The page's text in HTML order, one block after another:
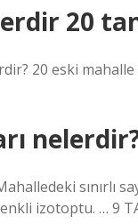
20
20 eski
sınırlı
izotoptu. … 9